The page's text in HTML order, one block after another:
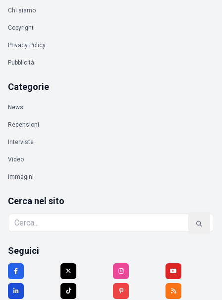
Chi siamo
Copyright
Privacy Policy
Pubblicità
Categorie
News
Recensioni
Interviste
Video
Immagini
Cerca nel sito
Seguici